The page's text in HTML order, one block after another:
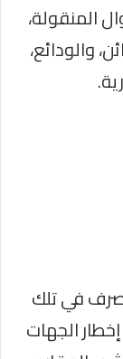
المنقولة،
والودائع،
في تلك
الجهات